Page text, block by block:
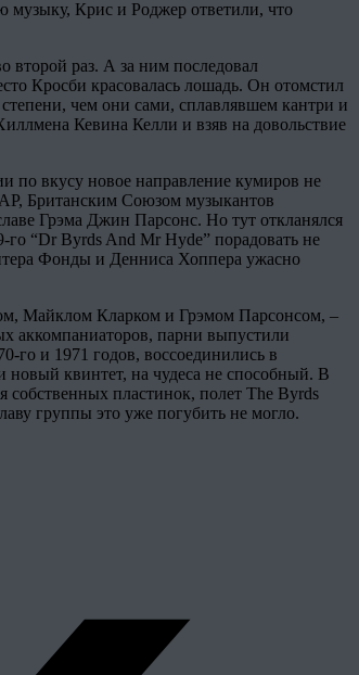
музыку, Крис и Роджер ответили, что
второй раз. А за ним последовал
Кросби красовалась лошадь. Он отомстил
чем они сами, сплавлявшем кантри и
Кевина Келли и взяв на довольствие
по вкусу новое направление кумиров не
Британским Союзом музыкантов
Грэма Джин Парсонс. Но тут откланялся
го “Dr Byrds And Mr Hyde” порадовать не
Фонды и Денниса Хоппера ужасно
Майклом Кларком и Грэмом Парсонсом, –
аккомпаниаторов, парни выпустили
го и 1971 годов, воссоединились в
квинтет, на чудеса не способный. В
собственных пластинок, полет The Byrds
группы это уже погубить не могло.